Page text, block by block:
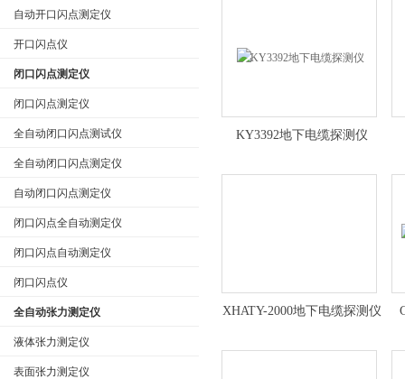
自动开口闪点测定仪
开口闪点仪
闭口闪点测定仪
闭口闪点测定仪
全自动闭口闪点测试仪
全自动闭口闪点测定仪
自动闭口闪点测定仪
闭口闪点全自动测定仪
闭口闪点自动测定仪
闭口闪点仪
全自动张力测定仪
液体张力测定仪
表面张力测定仪
KY3392地下电缆探测仪
XHATY-2000地下电缆探测仪